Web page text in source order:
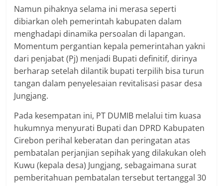
Namun pihaknya selama ini merasa seperti
dibiarkan oleh pemerintah kabupaten dalam
menghadapi dinamika persoalan di lapangan.
Momentum pergantian kepala pemerintahan yakni
dari penjabat (Pj) menjadi Bupati definitif, dirinya
berharap setelah dilantik bupati terpilih bisa turun
tangan dalam penyelesaian revitalisasi pasar desa
Jungjang.
Pada kesempatan ini, PT DUMIB melalui tim kuasa
hukumnya menyurati Bupati dan DPRD Kabupaten
Cirebon perihal keberatan dan peringatan atas
pembatalan perjanjian sepihak yang dilakukan oleh
Kuwu (kepala desa) Jungjang, sebagaimana surat
pemberitahuan pembatalan tersebut tertanggal 30